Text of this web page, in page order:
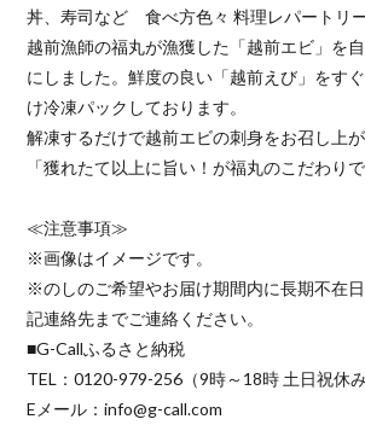
丼、寿司など 食べ方色々 料理レパートリ
越前漁師の福丸が漁獲した「越前エビ」を
にしました。鮮度の良い「越前えび」をす
け冷凍パックしております。
解凍するだけで越前エビの刺身をお召し上が
「獲れたて以上に旨い！が福丸のこだわりで
≪注意事項≫
※画像はイメージです。
※のしのご希望やお届け期間内に長期不在
記連絡先までご連絡ください。
■G-Callふるさと納税
TEL：0120-979-256（9時～18時 土日祝休み
Eメール：info@g-call.com